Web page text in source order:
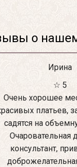
о
Ирина
☆ 5
Очень хорошее
платьев,
садятся на
Очаровательная
консультант,